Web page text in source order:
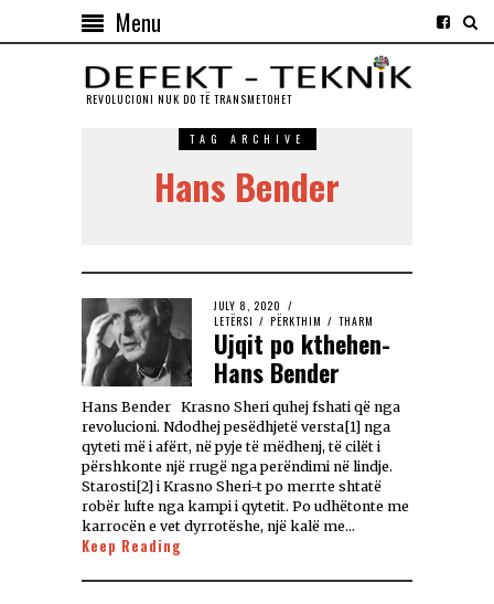
Menu
REVOLUCIONI NUK DO TЁ TRANSMETOHET
TAG ARCHIVE
Hans Bender
JULY 8, 2020
LETËRSI / PËRKTHIM / THARM
Ujqit po kthehen-
Hans Bender
Hans Bender Krasno Sheri quhej fshati që nga
revolucioni. Ndodhej pesëdhjetë versta[1] nga
qyteti më i afërt, në pyje të mëdhenj, të cilët i
përshkonte një rrugë nga perëndimi në lindje.
Starosti[2] i Krasno Sheri-t po merrte shtatë
robër lufte nga kampi i qytetit. Po udhëtonte me
karrocën e vet dyrrotëshe, një kalë me…
Keep Reading